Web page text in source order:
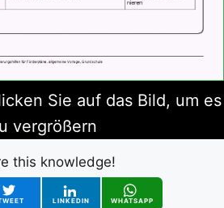
Sie auf das Bild, um es
vergrößern
this knowledge!
LINKEDIN WHATSAPP